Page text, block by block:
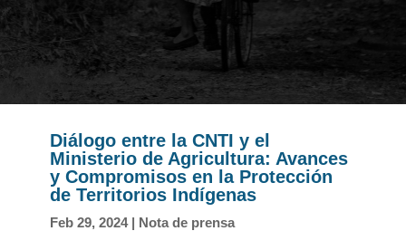
Diálogo entre la CNTI y el
Ministerio de Agricultura: Avances
y Compromisos en la Protección
de Territorios Indígenas
Feb 29, 2024| Nota de prensa